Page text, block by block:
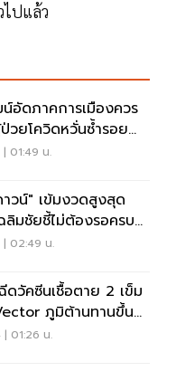
ปแล้ว
ดภาคการเมืองควร
วยโควิดหวั่นซ้ำรอย
01:49 น.
วน์" เข้มงวดสูงสุด
ลิมชัยชี้ไม่ต้องรอครบ
| 02:49 น.
วัคซีนเชื้อตาย 2 เข็ม
ภูมิต้านทานขึ้น
งกว่า MRNA
01:26 น.